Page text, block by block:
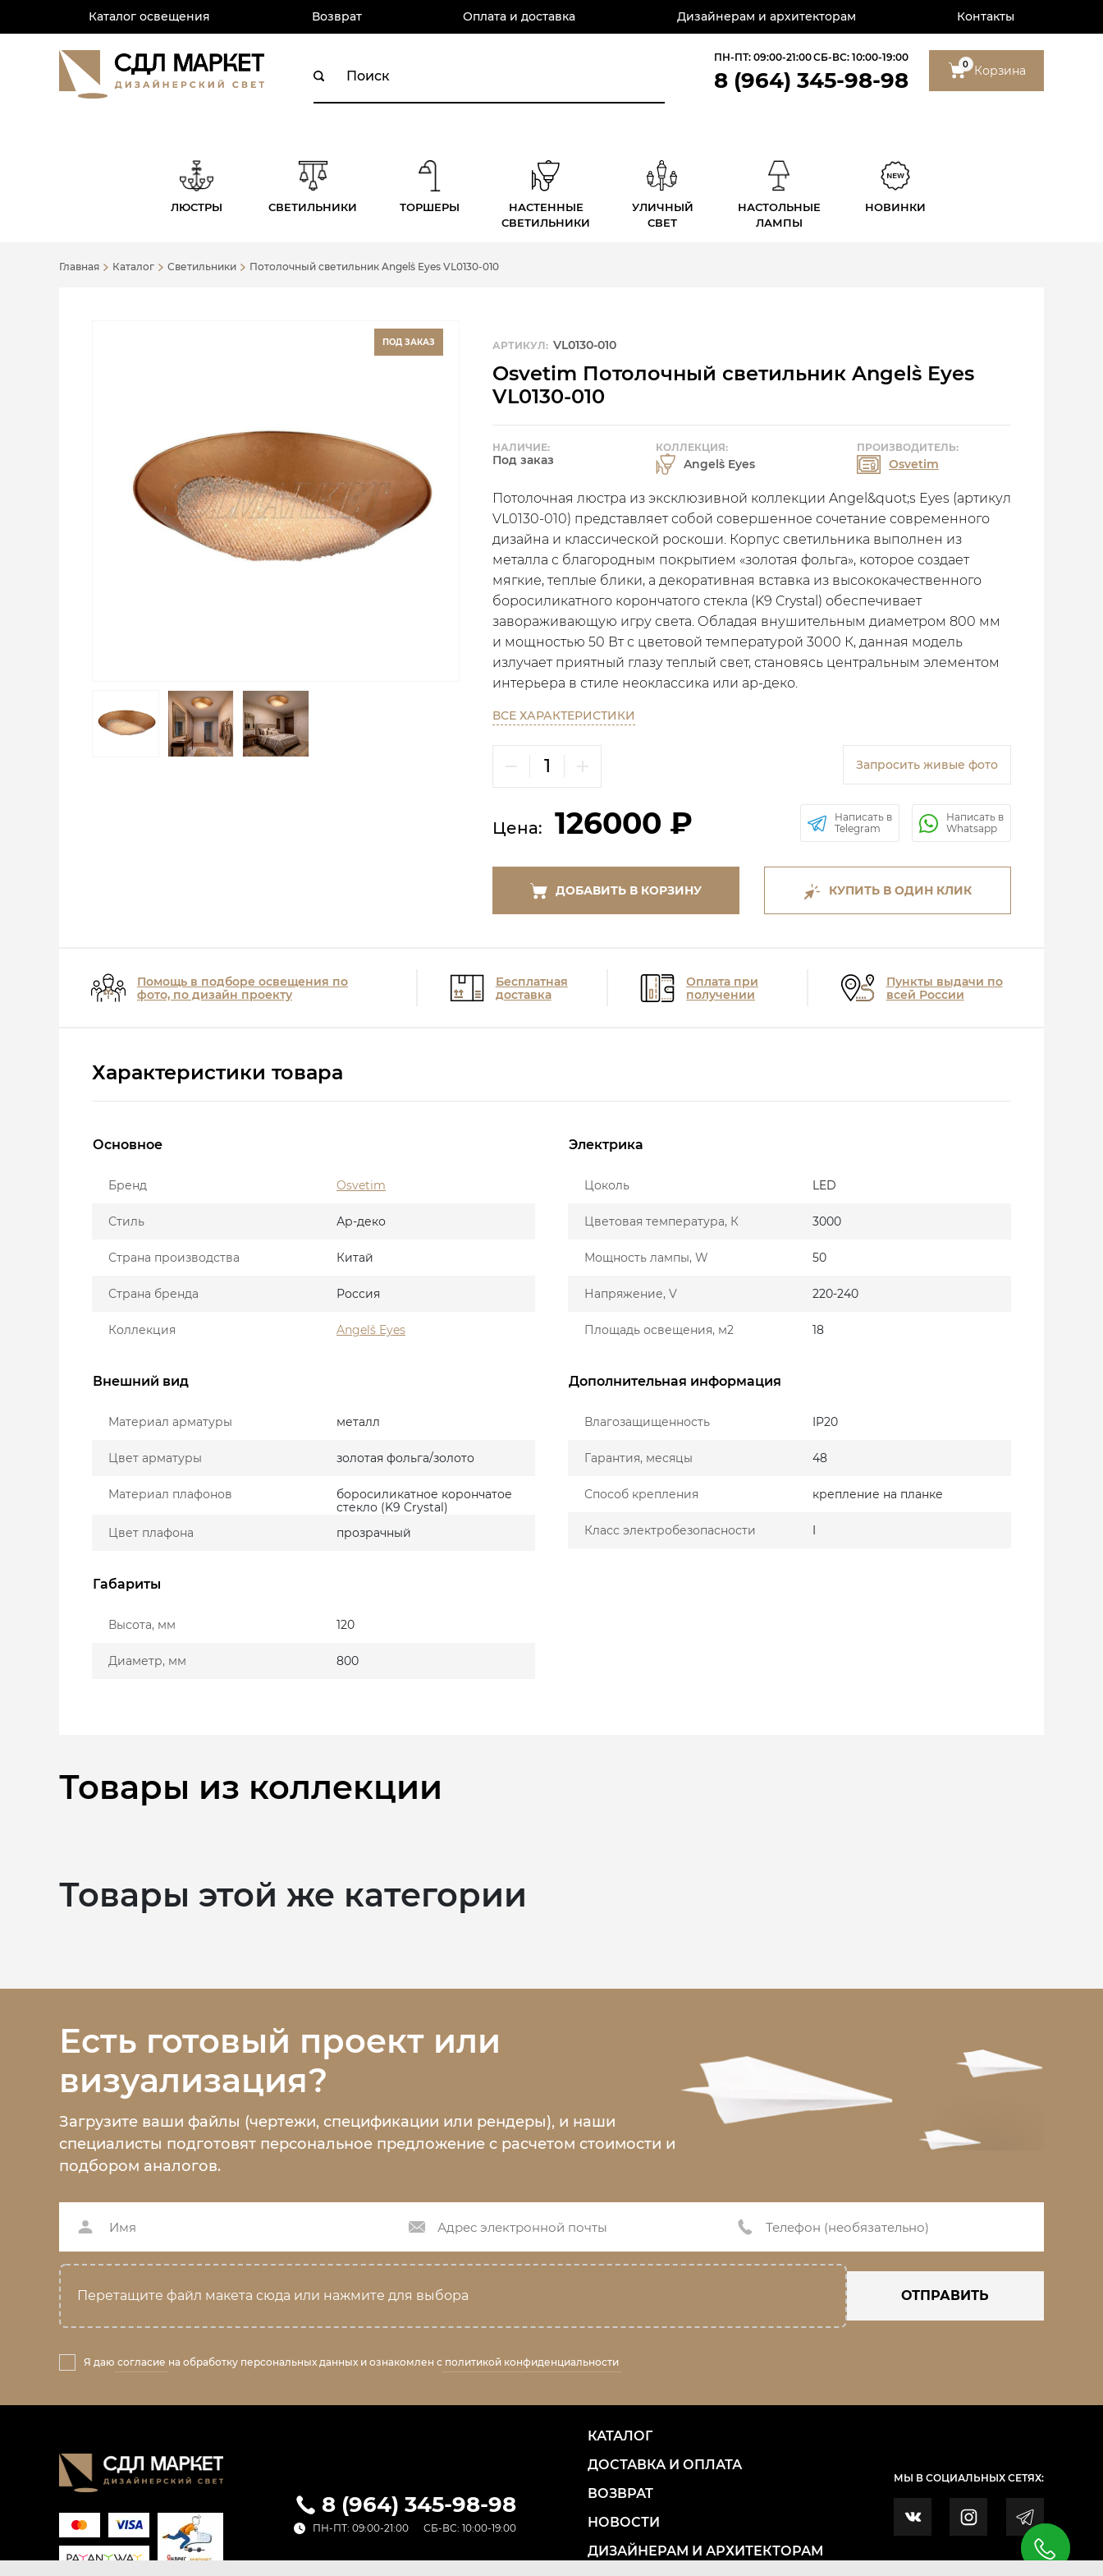
Каталог освещения Возврат Оплата и доставка Дизайнерам и архитекторам Контакты
ПН-ПТ: 09:00-21:00СБ-ВС: 10:00-19:00
8 (964) 345-98-98
0 Корзина
ЛЮСТРЫ СВЕТИЛЬНИКИ ТОРШЕРЫ
НАСТЕННЫЕ
СВЕТИЛЬНИКИ
УЛИЧНЫЙ
СВЕТ
НАСТОЛЬНЫЕ
ЛАМПЫ
НОВИНКИ
Главная Каталог Светильники Потолочный светильник Angel`s Eyes VL0130-010
ПОД ЗАКАЗ АРТИКУЛ: VL0130-010
Osvetim Потолочный светильник Angel`s Eyes
VL0130-010
НАЛИЧИЕ:
Под заказ
КОЛЛЕКЦИЯ:
Angel`s Eyes
ПРОИЗВОДИТЕЛЬ:
Osvetim
Потолочная люстра из эксклюзивной коллекции Angel&quot;s Eyes (артикул
VL0130-010) представляет собой совершенное сочетание современного
дизайна и классической роскоши. Корпус светильника выполнен из
металла с благородным покрытием «золотая фольга», которое создает
мягкие, теплые блики, а декоративная вставка из высококачественного
боросиликатного корончатого стекла (K9 Crystal) обеспечивает
завораживающую игру света. Обладая внушительным диаметром 800 мм
и мощностью 50 Вт с цветовой температурой 3000 К, данная модель
излучает приятный глазу теплый свет, становясь центральным элементом
интерьера в стиле неоклассика или ар-деко.
ВСЕ ХАРАКТЕРИСТИКИ
Запросить живые фото
Цена: 126000 ₽
Написать в
Telegram
Написать в
Whatsapp
ДОБАВИТЬ В КОРЗИНУ КУПИТЬ В ОДИН КЛИК
Помощь в подборе освещения по
фото, по дизайн проекту
Бесплатная
доставка
Оплата при
получении
Пункты выдачи по
всей России
Характеристики товара
Основное
Бренд Osvetim
Стиль Ар-деко
Страна производства Китай
Страна бренда Россия
Коллекция Angel`s Eyes
Электрика
Цоколь LED
Цветовая температура, К 3000
Мощность лампы, W 50
Напряжение, V 220-240
Площадь освещения, м2 18
Внешний вид
Материал арматуры металл
Цвет арматуры золотая фольга/золото
Материал плафонов
боросиликатное корончатое
стекло (K9 Crystal)
Цвет плафона
прозрачный
Дополнительная информация
Влагозащищенность IP20
Гарантия, месяцы 48
Способ крепления крепление на планке
Класс электробезопасности I
Габариты
Высота, мм 120
Диаметр, мм 800
Товары из коллекции
Товары этой же категории
Есть готовый проект или
визуализация?
Загрузите ваши файлы (чертежи, спецификации или рендеры), и наши
специалисты подготовят персональное предложение с расчетом стоимости и
подбором аналогов.
Перетащите файл макета сюда или нажмите для выбора ОТПРАВИТЬ
Я даю согласие на обработку персональных данных и ознакомлен с политикой конфиденциальности
8 (964) 345-98-98
ПН-ПТ: 09:00-21:00 СБ-ВС: 10:00-19:00
КАТАЛОГ
ДОСТАВКА И ОПЛАТА
ВОЗВРАТ
НОВОСТИ
ДИЗАЙНЕРАМ И АРХИТЕКТОРАМ
МЫ В СОЦИАЛЬНЫХ СЕТЯХ: